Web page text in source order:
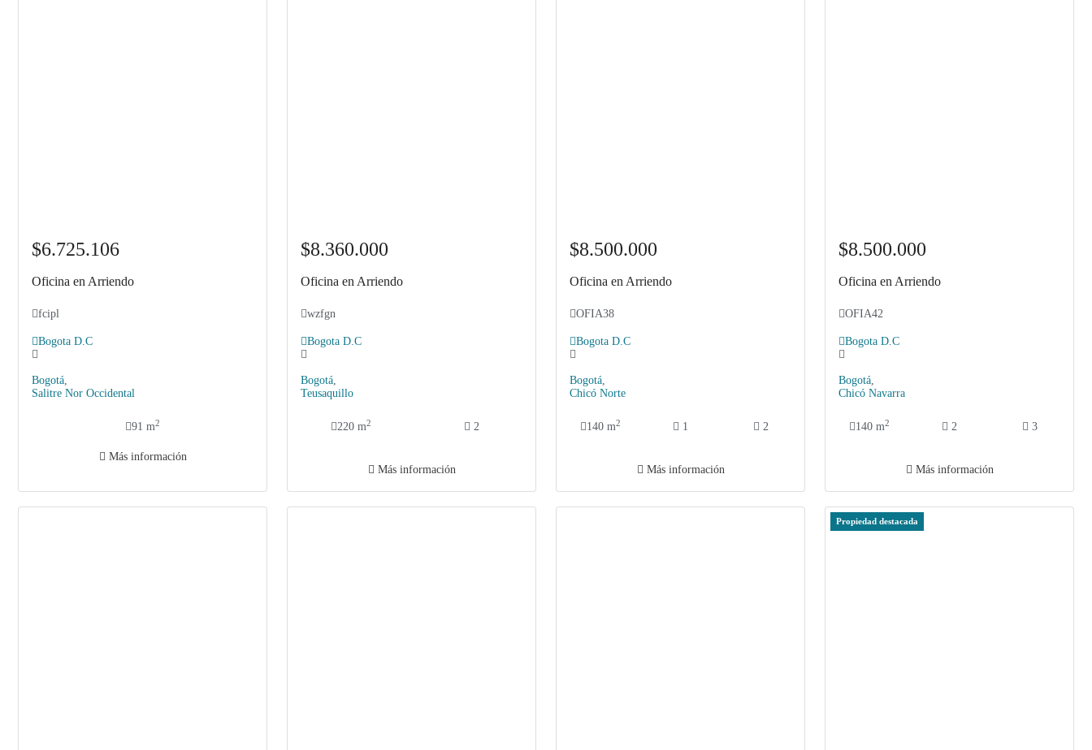
$6.725.106
Oficina en Arriendo
fcipl
Bogota D.C
Bogotá,
Salitre Nor Occidental
91 m2
Más información
$8.360.000
Oficina en Arriendo
wzfgn
Bogota D.C
Bogotá,
Teusaquillo
220 m2 2
Más información
$8.500.000
Oficina en Arriendo
OFIA38
Bogota D.C
Bogotá,
Chicó Norte
140 m2 1 2
Más información
$8.500.000
Oficina en Arriendo
OFIA42
Bogota D.C
Bogotá,
Chicó Navarra
140 m2 2 3
Más información
Propiedad destacada